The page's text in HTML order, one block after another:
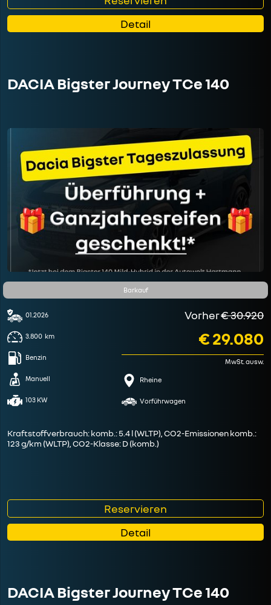
Detail
DACIA Bigster Journey TCe 140
Barkauf
01.2026
3.800 km
Benzin
Manuell
103 KW
Vorher€ 30.920
€ 29.080
MwSt. ausw.
Rheine
Vorführwagen
Kraftstoffverbrauch: komb.: 5.4 l (WLTP), CO2-Emissionen komb.:
123 g/km (WLTP), CO2-Klasse: D (komb.)
Reservieren
Detail
DACIA Bigster Journey TCe 140